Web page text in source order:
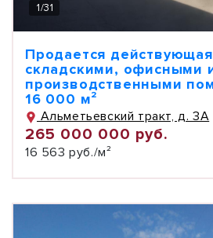
1/31
Продается действующая
складскими, офисными
производственными
16 000 м²
Альметьевский тракт, д. 3А
265 000 000 руб.
16 563 руб./м²